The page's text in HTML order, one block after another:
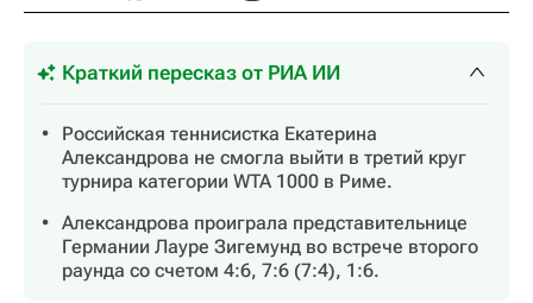
Краткий пересказ от РИА ИИ
Российская теннисистка Екатерина
Александрова не смогла выйти в третий круг
турнира категории WTA 1000 в Риме.
Александрова проиграла представительнице
Германии Лауре Зигемунд во встрече второго
раунда со счетом 4:6, 7:6 (7:4), 1:6.